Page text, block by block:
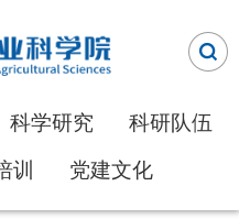
科学研究
科研队伍
训 党建文化